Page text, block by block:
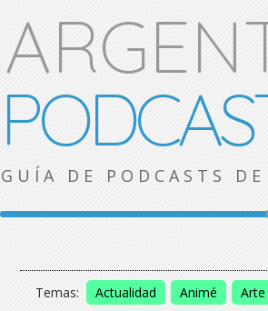
GUÍA DE PODCASTS
Temas: Actualidad Animé Arte